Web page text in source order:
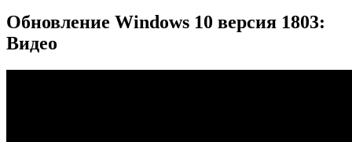
Обновление Windows 10 версия 1803:
Видео